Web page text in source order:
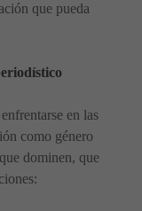
que pueda
en las
como género
dominen, que